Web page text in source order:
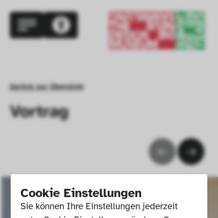
Cookie Einstellungen
Sie können Ihre Einstellungen jederzeit
Zurück zur Übersicht
Vortrag